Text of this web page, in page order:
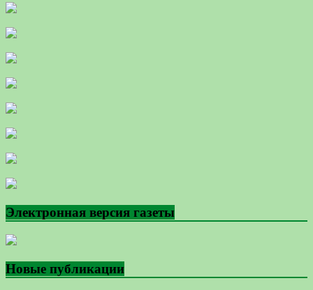
Электронная версия газеты
Новые публикации